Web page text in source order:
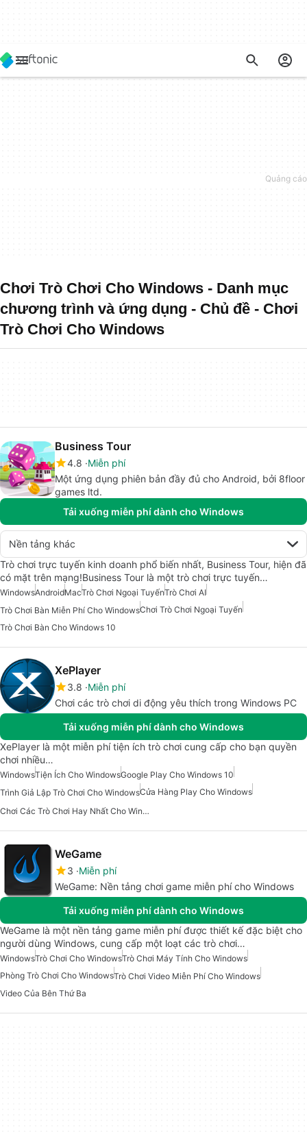
Chơi Trò Chơi Cho Windows - Danh mục
chương trình và ứng dụng - Chủ đề - Chơi
Trò Chơi Cho Windows
Business Tour
4.8 Miễn phí
Một ứng dụng phiên bản đầy đủ cho Android, bởi 8floor
games ltd.
Tải xuống miễn phí dành cho Windows
Nền tảng khác
Trò chơi trực tuyến kinh doanh phổ biến nhất, Business Tour, hiện đã
có mặt trên mạng!Business Tour là một trò chơi trực tuyến…
WindowsAndroidMacTrò Chơi Ngoại TuyếnTrò Chơi AI
Trò Chơi Bàn Miễn Phí Cho WindowsChơi Trò Chơi Ngoại Tuyến
Trò Chơi Bàn Cho Windows 10
XePlayer
3.8 Miễn phí
Chơi các trò chơi di động yêu thích trong Windows PC
Tải xuống miễn phí dành cho Windows
XePlayer là một miễn phí tiện ích trò chơi cung cấp cho bạn quyền
chơi nhiều…
WindowsTiện Ích Cho WindowsGoogle Play Cho Windows 10
Trình Giả Lập Trò Chơi Cho WindowsCửa Hàng Play Cho Windows
Chơi Các Trò Chơi Hay Nhất Cho Windows
WeGame
3 Miễn phí
WeGame: Nền tảng chơi game miễn phí cho Windows
Tải xuống miễn phí dành cho Windows
WeGame là một nền tảng game miễn phí được thiết kế đặc biệt cho
người dùng Windows, cung cấp một loạt các trò chơi…
WindowsTrò Chơi Cho WindowsTrò Chơi Máy Tính Cho Windows
Phòng Trò Chơi Cho WindowsTrò Chơi Video Miễn Phí Cho Windows
Video Của Bên Thứ Ba